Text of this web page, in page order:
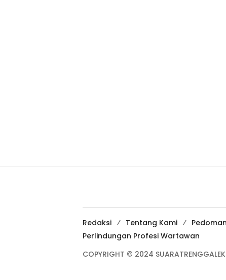
Redaksi Tentang Kami Pedoman
Perlindungan Profesi Wartawan
COPYRIGHT © 2024